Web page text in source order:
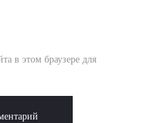
в этом браузере для